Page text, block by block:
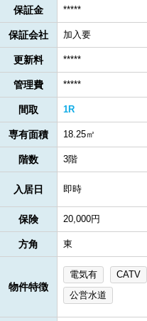
保証金 *****
保証会社 加入要
更新料 *****
管理費 *****
間取 1R
専有面積 18.25㎡
階数 3階
入居日 即時
保険 20,000円
方角 東
物件特徴
電気有 CATV
公営水道